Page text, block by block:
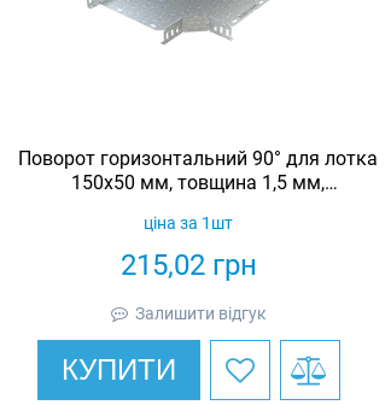
Поворот горизонтальний 90° для лотка
150х50 мм, товщина 1,5 мм,
215,02грн
ціна за 1шт
Залишити відгук
КУПИТИ